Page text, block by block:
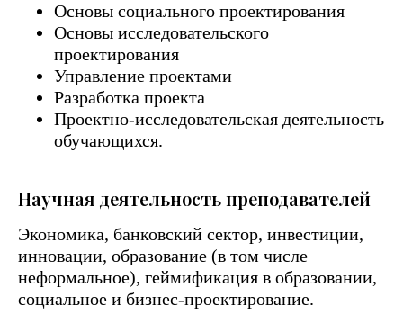
Основы социального проектирования
Основы исследовательского
проектирования
Управление проектами
Разработка проекта
Проектно-исследовательская деятельность
обучающихся.
Научная деятельность преподавателей
Экономика, банковский сектор, инвестиции,
инновации, образование (в том числе
неформальное), геймификация в образовании,
социальное и бизнес-проектирование.